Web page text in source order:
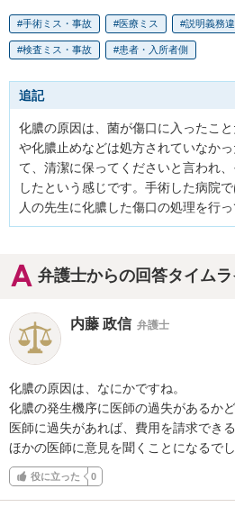
手術ミス・事故 医療ミス 説明義務違
検査ミス・事故 患者・入所者側
追記
化膿の原因は、菌が傷口に入ったこ
や化膿止めなどは処方されていなか
て、清潔に保ってくださいと言われ
したという感じです。手術した病院
人の先生に化膿した傷口の処理を行っ
弁護士からの回答タイム
内藤 政信 弁護士
化膿の原因は、なにかですね。
化膿の発生機序に医師の過失があるかど
医師に過失があれば、費用を請求できる
ほかの医師に意見を聞くことになるでし
役に立った 0